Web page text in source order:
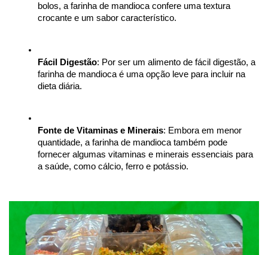
bolos, a farinha de mandioca confere uma textura
crocante e um sabor característico.
Fácil Digestão: Por ser um alimento de fácil digestão, a
farinha de mandioca é uma opção leve para incluir na
dieta diária.
Fonte de Vitaminas e Minerais: Embora em menor
quantidade, a farinha de mandioca também pode
fornecer algumas vitaminas e minerais essenciais para
a saúde, como cálcio, ferro e potássio.